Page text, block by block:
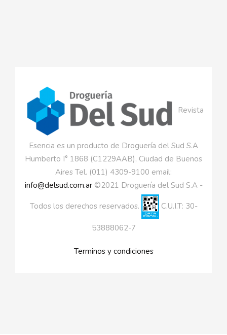
Revista
Esencia es un producto de Droguería del Sud S.A
Humberto I° 1868 (C1229AAB), Ciudad de Buenos
Aires Tel. (011) 4309-9100 email:
info@delsud.com.ar©2021 Droguería del Sud S.A -
Todos los derechos reservados. C.U.I.T: 30-
53888062-7
Terminos y condiciones